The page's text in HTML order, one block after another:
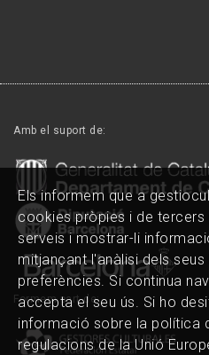
Amb el suport de:
Formem part de:
Els informem que a
cookies pròpies i de tercers
serveis i mostrar-li
mitjançant l'anàlisi dels
preferències. Si continua
accepta el seu ús. Si ho
informació sobre la política
regulacions de la Unió